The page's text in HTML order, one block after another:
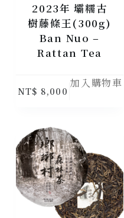
2023年 壩糯古
樹藤條王(300g)
Ban Nuo –
Rattan Tea
NT$ 8,000
加入購物車